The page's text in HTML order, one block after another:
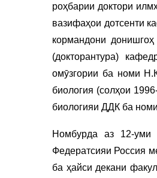
роҳбарии доктори
вазифаҳои дотсенти
кормандони
(докторантура)
омӯзгории ба номи
биология (солҳои
биологияи ДДК ба
Номбурда аз 12-уми
Федератсияи Россия
ба ҳайси декани